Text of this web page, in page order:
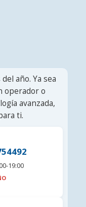
año. Ya sea
operador o
avanzada,
ti.
19:00